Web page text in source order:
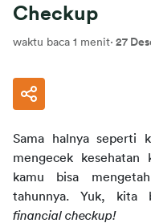
Checkup
waktu baca 1 menit· 27
Sama halnya seperti
mengecek kesehatan
kamu bisa
financial checkup!